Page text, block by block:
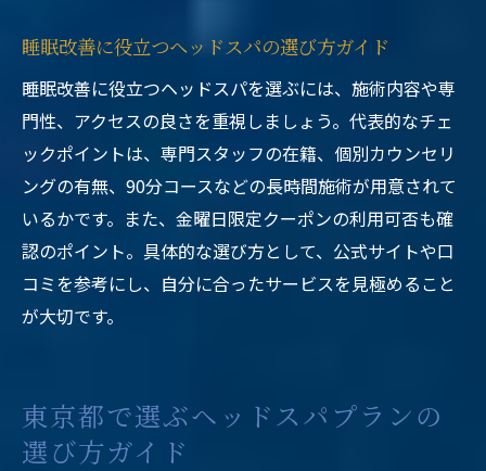
睡眠改善に役立つヘッドスパの選び方ガイド
睡眠改善に役立つヘッドスパを選ぶには、施術内容や専
門性、アクセスの良さを重視しましょう。代表的なチェ
ックポイントは、専門スタッフの在籍、個別カウンセリ
ングの有無、90分コースなどの長時間施術が用意されて
いるかです。また、金曜日限定クーポンの利用可否も確
認のポイント。具体的な選び方として、公式サイトや口
コミを参考にし、自分に合ったサービスを見極めること
が大切です。
東京都で選ぶヘッドスパプランの
選び方ガイド